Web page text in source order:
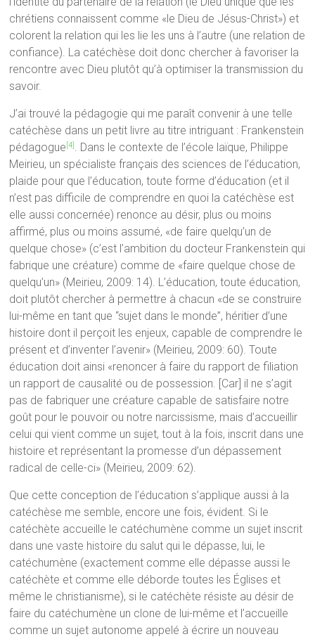
chrétiens connaissent comme «le Dieu de Jésus-Christ») et
colorent la relation qui les lie les uns à l’autre (une relation de
confiance). La catéchèse doit donc chercher à favoriser la
rencontre avec Dieu plutôt qu’à optimiser la transmission du
savoir.
J’ai trouvé la pédagogie qui me paraît convenir à une telle
catéchèse dans un petit livre au titre intriguant : Frankenstein
pédagogue [4] . Dans le contexte de l’école laïque, Philippe
Meirieu, un spécialiste français des sciences de l’éducation,
plaide pour que l’éducation, toute forme d’éducation (et il
n’est pas difficile de comprendre en quoi la catéchèse est
elle aussi concernée) renonce au désir, plus ou moins
affirmé, plus ou moins assumé, «de faire quelqu’un de
quelque chose» (c’est l’ambition du docteur Frankenstein qui
fabrique une créature) comme de «faire quelque chose de
quelqu’un» (Meirieu, 2009: 14). L’éducation, toute éducation,
doit plutôt chercher à permettre à chacun «de se construire
lui-même en tant que “sujet dans le monde”, héritier d’une
histoire dont il perçoit les enjeux, capable de comprendre le
présent et d’inventer l’avenir» (Meirieu, 2009: 60). Toute
éducation doit ainsi «renoncer à faire du rapport de filiation
un rapport de causalité ou de possession. [Car] il ne s’agit
pas de fabriquer une créature capable de satisfaire notre
goût pour le pouvoir ou notre narcissisme, mais d’accueillir
celui qui vient comme un sujet, tout à la fois, inscrit dans une
histoire et représentant la promesse d’un dépassement
radical de celle-ci» (Meirieu, 2009: 62).
Que cette conception de l’éducation s’applique aussi à la
catéchèse me semble, encore une fois, évident. Si le
catéchète accueille le catéchumène comme un sujet inscrit
dans une vaste histoire du salut qui le dépasse, lui, le
catéchumène (exactement comme elle dépasse aussi le
catéchète et comme elle déborde toutes les Églises et
même le christianisme), si le catéchète résiste au désir de
faire du catéchumène un clone de lui-même et l’accueille
comme un sujet autonome appelé à écrire un nouveau